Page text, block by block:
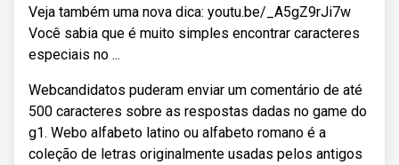
Veja também uma nova dica: youtu.be/_A5gZ9rJi7w
Você sabia que é muito simples encontrar caracteres
especiais no ...
Webcandidatos puderam enviar um comentário de até
500 caracteres sobre as respostas dadas no game do
g1. Webo alfabeto latino ou alfabeto romano é a
coleção de letras originalmente usadas pelos antigos